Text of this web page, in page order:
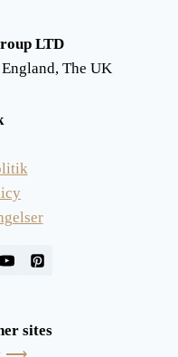
LTD
The UK
sites